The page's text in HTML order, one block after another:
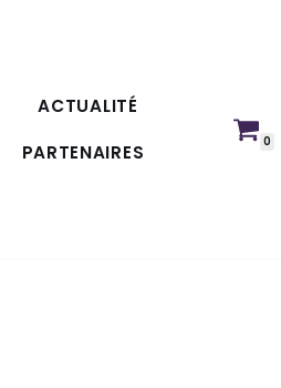
ACTUALITÉ
PARTENAIRES 0